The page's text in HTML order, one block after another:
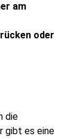
am
oder
die
gibt es eine